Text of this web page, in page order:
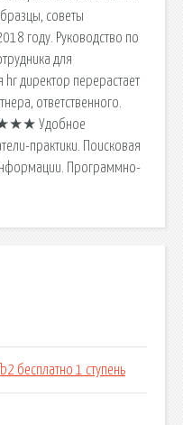
советы
году. Руководство по
для
директор перерастает
ответственного.
Удобное
практики. Поисковая
Программно-
бесплатно 1 ступень